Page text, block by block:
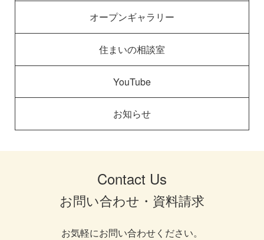
オープンギャラリー
住まいの相談室
YouTube
お知らせ
Contact Us
お問い合わせ・資料請求
お気軽にお問い合わせください。